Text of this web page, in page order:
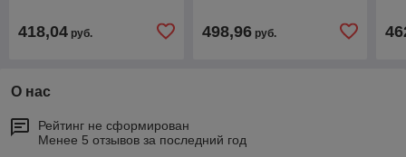
418,04 руб. 498,96руб.
О нас
Рейтинг не сформирован
Менее 5 отзывов за последний год